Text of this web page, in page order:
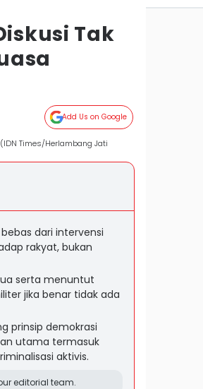
Tak
Add Us on Google
Times/Herlambang Jati
dari intervensi
rakyat, bukan
serta menuntut
jika benar tidak ada
prinsip demokrasi
utama termasuk
aktivis.
editorial team.